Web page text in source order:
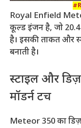
Royal Enfield
कूल्ड इंजन है, जो 20.4
है। इसकी ताकत और
बनाती है।
स्टाइल और
मॉडर्न टच
Meteor 350 का